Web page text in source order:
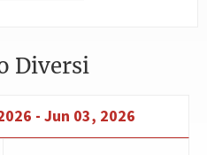
Diversi
- Jun 03, 2026